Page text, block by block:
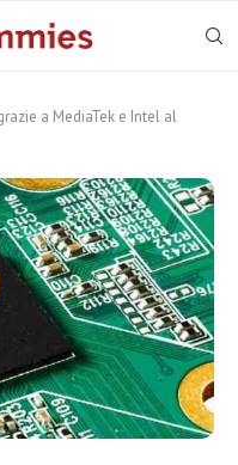
a MediaTek e Intel al